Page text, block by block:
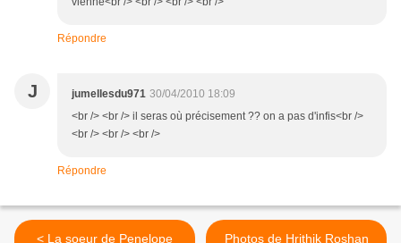
Répondre
J jumellesdu971 30/04/2010 18:09
<br /> <br /> il seras où précisement ?? on a pas d'infis<br />
<br /> <br /> <br />
Répondre
< La soeur de Penelope
Photos de Hrithik Roshan